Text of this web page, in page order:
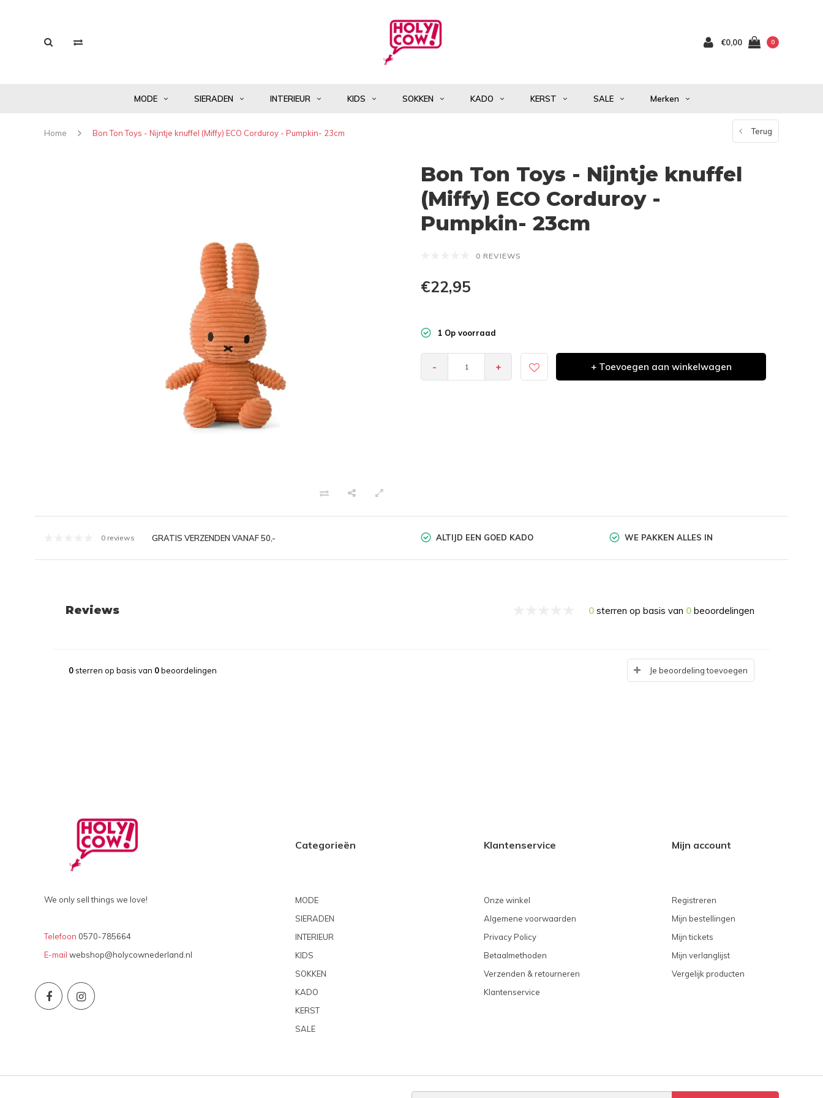
€0,00 0
MODE SIERADEN INTERIEUR KIDS SOKKEN KADO KERST SALE Merken
Home Bon Ton Toys - Nijntje knuffel (Miffy) ECO Corduroy - Pumpkin- 23cm Terug
Bon Ton Toys - Nijntje knuffel
(Miffy) ECO Corduroy -
Pumpkin- 23cm
0 REVIEWS
€22,95
1 Op voorraad
- + + Toevoegen aan winkelwagen
0 reviews GRATIS VERZENDEN VANAF 50,- ALTIJD EEN GOED KADO WE PAKKEN ALLES IN
Reviews 0 sterren op basis van 0 beoordelingen
0sterren op basis van 0beoordelingen Je beoordeling toevoegen
We only sell things we love!
Telefoon 0570-785664
E-mail webshop@holycownederland.nl
Categorieën
MODE
SIERADEN
INTERIEUR
KIDS
SOKKEN
KADO
KERST
SALE
Klantenservice
Onze winkel
Algemene voorwaarden
Privacy Policy
Betaalmethoden
Verzenden & retourneren
Klantenservice
Mijn account
Registreren
Mijn bestellingen
Mijn tickets
Mijn verlanglijst
Vergelijk producten